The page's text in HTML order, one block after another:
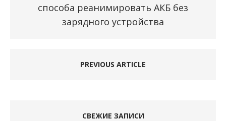
способа реанимировать АКБ без
зарядного устройства
PREVIOUS ARTICLE
СВЕЖИЕ ЗАПИСИ